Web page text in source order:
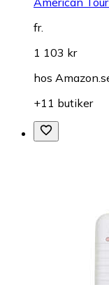
fr.
1 103 kr
hos
+11 butiker